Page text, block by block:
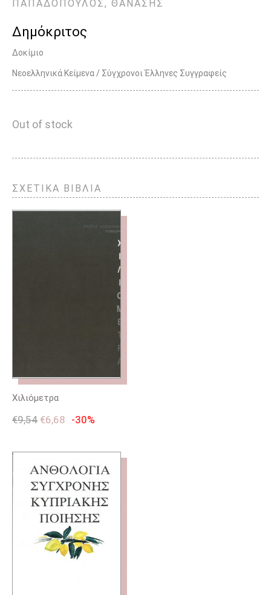
ΠΑΠΑΔΟΠΟΥΛΟΣ, ΘΑΝΑΣΗΣ
Δημόκριτος
Δοκίμιο
Νεοελληνικά Κείμενα / Σύγχρονοι Έλληνες Συγγραφείς
Out of stock
ΣΧΕΤΙΚΑ ΒΙΒΛΙΑ
Χιλιόμετρα
€9,54 €6,68 -30%